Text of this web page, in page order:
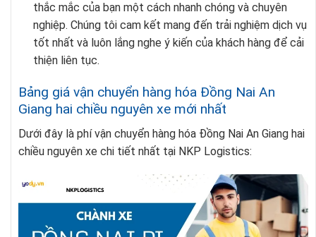
thắc mắc của bạn một cách nhanh chóng và chuyên
nghiệp. Chúng tôi cam kết mang đến trải nghiệm dịch vụ
tốt nhất và luôn lắng nghe ý kiến của khách hàng để cải
thiện liên tục.
Bảng giá vận chuyển hàng hóa Đồng Nai An
Giang hai chiều nguyên xe mới nhất
Dưới đây là phí vận chuyển hàng hóa Đồng Nai An Giang hai
chiều nguyên xe chi tiết nhất tại NKP Logistics: